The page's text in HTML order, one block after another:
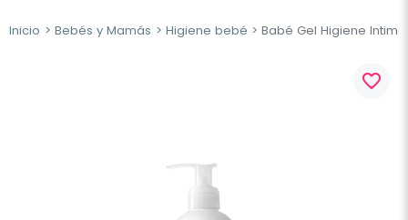
Inicio Bebés y Mamás Higiene bebé Babé Gel Higiene
favorite_border